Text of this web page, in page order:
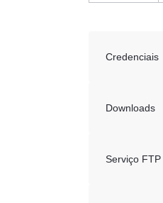
Credenciais
Downloads
Serviço FTP